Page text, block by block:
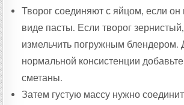
Творог соединяют с яйцом, если он
виде пасты. Если творог
измельчить погружным блендером.
нормальной консистенции
сметаны.
Затем густую массу нужно